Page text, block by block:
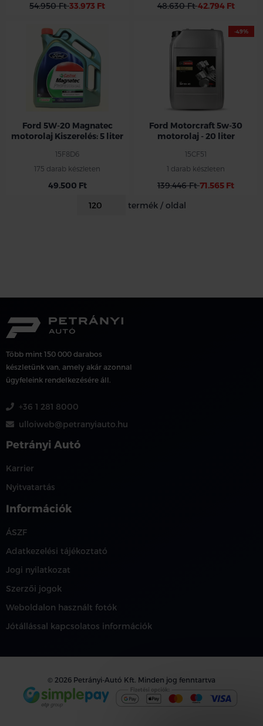
54.950 Ft33.973 Ft 48.630 Ft42.794 Ft
Ford 5W-20 Magnatec
motorolaj Kiszerelés: 5 liter
15F8D6
175 darab készleten
49.500 Ft
-49%
Ford Motorcraft 5w-30
motorolaj - 20 liter
15CF51
1 darab készleten
139.446 Ft71.565 Ft
termék / oldal
Több mint 150 000 darabos
készletünk van, amely akár azonnal
ügyfeleink rendelkezésére áll.
+36 1 281 8000
ulloiweb@petranyiauto.hu
Petrányi Autó
Karrier
Nyitvatartás
Információk
ÁSZF
Adatkezelési tájékoztató
Jogi nyilatkozat
Szerzői jogok
Weboldalon használt fotók
Jótállással kapcsolatos információk
© 2026 Petrányi-Autó Kft. Minden jog fenntartva